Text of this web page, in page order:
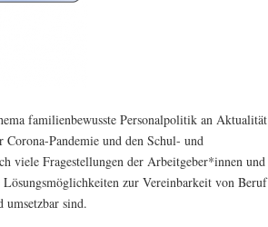
familienbewusste Personalpolitik an Aktualität
Pandemie und den Schul- und
viele Fragestellungen der Arbeitgeber*innen und
zur Vereinbarkeit von Beruf
umsetzbar sind.